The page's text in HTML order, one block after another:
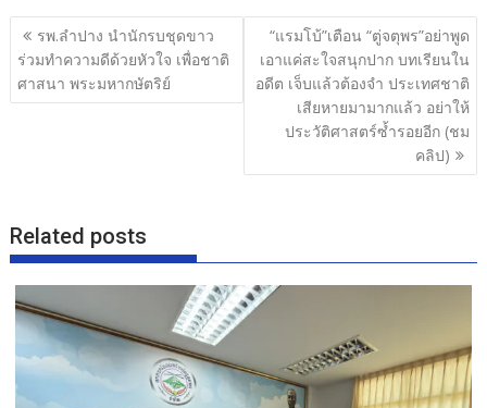
b
o
o
er e
แนะแนว
เรื่อง
รพ.ลำปาง นำนักรบชุดขาว
ร่วมทำความดีด้วยหัวใจ เพื่อชาติ
ศาสนา พระมหากษัตริย์
“แรมโบ้”เตือน “ตู่จตุพร”อย่าพูด
เอาแค่สะใจสนุกปาก บทเรียนใน
อดีต เจ็บแล้วต้องจำ ประเทศชาติ
เสียหายมามากแล้ว อย่าให้
ประวัติศาสตร์ซ้ำรอยอีก (ชม
คลิป)
Related posts